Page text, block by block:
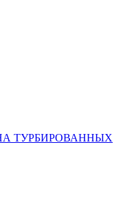
ТУРБИРОВАННЫХ